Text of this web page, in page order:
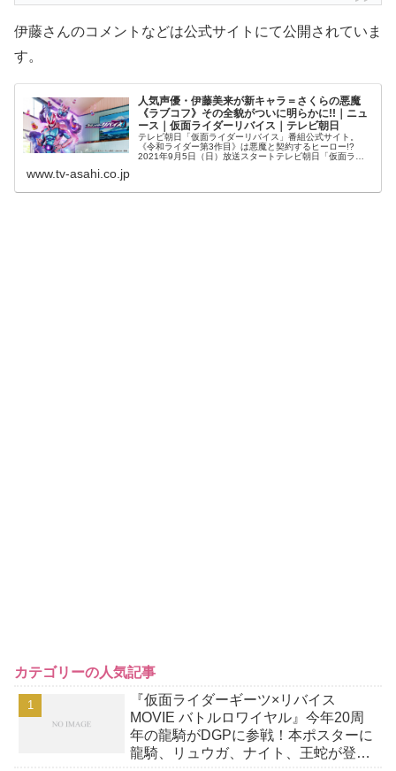
伊藤さんのコメントなどは公式サイトにて公開されていま
す。
人気声優・伊藤美来が新キャラ＝さくらの悪魔
《ラブコフ》その全貌がついに明らかに!!｜ニュ
ース｜仮面ライダーリバイス｜テレビ朝日
テレビ朝日「仮面ライダーリバイス」番組公式サイト。
《令和ライダー第3作目》は悪魔と契約するヒーロー!?
2021年9月5日（日）放送スタートテレビ朝日「仮面ライ
www.tv-asahi.co.jp
カテゴリーの人気記事
『仮面ライダーギーツ×リバイス
MOVIE バトルロワイヤル』今年20周
年の龍騎がDGPに参戦！本ポスターに
龍騎、リュウガ、ナイト、王蛇が登